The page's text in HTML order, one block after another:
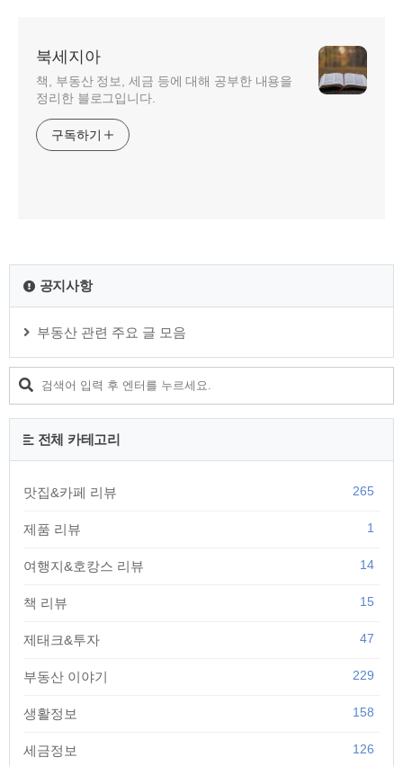
북세지아
책, 부동산 정보, 세금 등에 대해 공부한 내용을
정리한 블로그입니다.
구독하기
공지사항
부동산 관련 주요 글 모음
전체 카테고리
맛집&카페 리뷰 265
제품 리뷰 1
여행지&호캉스 리뷰 14
책 리뷰 15
제태크&투자 47
부동산 이야기 229
생활정보 158
세금정보 126